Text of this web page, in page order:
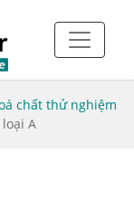
chất thử nghiệm
A